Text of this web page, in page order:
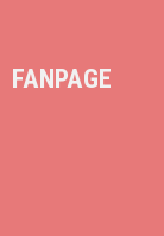
FANPAGE